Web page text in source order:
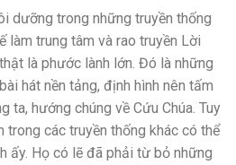
dưỡng trong những truyền thống
làm trung tâm và rao truyền Lời
là phước lành lớn. Đó là những
hát nền tảng, định hình nên tấm
ta, hướng chúng về Cứu Chúa. Tuy
trong các truyền thống khác có thể
ấy. Họ có lẽ đã phải từ bỏ những